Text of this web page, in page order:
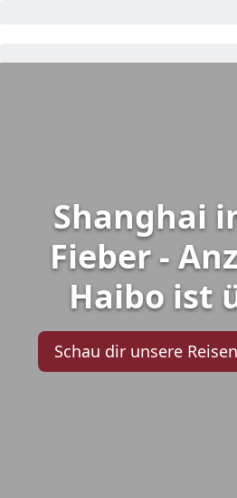
Shanghai
Fieber -
Haibo ist
Schau dir unsere